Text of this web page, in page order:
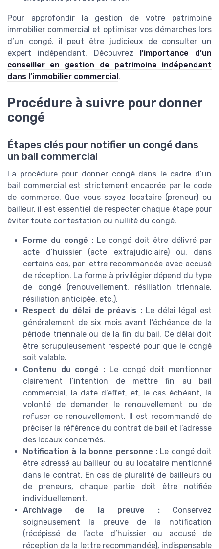
Pour approfondir la gestion de votre patrimoine
immobilier commercial et optimiser vos démarches lors
d’un congé, il peut être judicieux de consulter un
expert indépendant. Découvrez l’importance d’un
conseiller en gestion de patrimoine indépendant
dans l’immobilier commercial.
Procédure à suivre pour donner
congé
Étapes clés pour notifier un congé dans
un bail commercial
La procédure pour donner congé dans le cadre d’un
bail commercial est strictement encadrée par le code
de commerce. Que vous soyez locataire (preneur) ou
bailleur, il est essentiel de respecter chaque étape pour
éviter toute contestation ou nullité du congé.
Forme du congé :Le congé doit être délivré par
acte d’huissier (acte extrajudiciaire) ou, dans
certains cas, par lettre recommandée avec accusé
de réception. La forme à privilégier dépend du type
de congé (renouvellement, résiliation triennale,
résiliation anticipée, etc.).
Respect du délai de préavis :Le délai légal est
généralement de six mois avant l’échéance de la
période triennale ou de la fin du bail. Ce délai doit
être scrupuleusement respecté pour que le congé
soit valable.
Contenu du congé : Le congé doit mentionner
clairement l’intention de mettre fin au bail
commercial, la date d’effet, et, le cas échéant, la
volonté de demander le renouvellement ou de
refuser ce renouvellement. Il est recommandé de
préciser la référence du contrat de bail et l’adresse
des locaux concernés.
Notification à la bonne personne :Le congé doit
être adressé au bailleur ou au locataire mentionné
dans le contrat. En cas de pluralité de bailleurs ou
de preneurs, chaque partie doit être notifiée
individuellement.
Archivage de la preuve :Conservez
soigneusement la preuve de la notification
(récépissé de l’acte d’huissier ou accusé de
réception de la lettre recommandée), indispensable